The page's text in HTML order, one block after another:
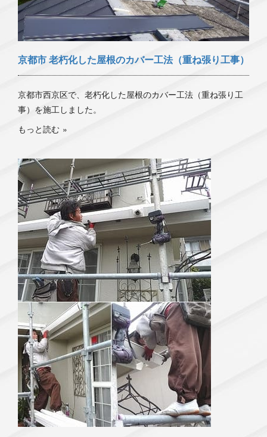
京都市 老朽化した屋根のカバー工法（重ね張り工事）
京都市西京区で、老朽化した屋根のカバー工法（重ね張り工
事）を施工しました。
もっと読む